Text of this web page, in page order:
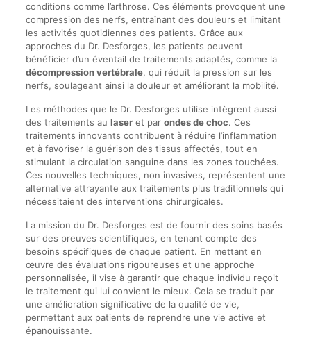
conditions comme l’arthrose. Ces éléments provoquent une
compression des nerfs, entraînant des douleurs et limitant
les activités quotidiennes des patients. Grâce aux
approches du Dr. Desforges, les patients peuvent
bénéficier d’un éventail de traitements adaptés, comme la
décompression vertébrale, qui réduit la pression sur les
nerfs, soulageant ainsi la douleur et améliorant la mobilité.
Les méthodes que le Dr. Desforges utilise intègrent aussi
des traitements au laseret par ondes de choc. Ces
traitements innovants contribuent à réduire l’inflammation
et à favoriser la guérison des tissus affectés, tout en
stimulant la circulation sanguine dans les zones touchées.
Ces nouvelles techniques, non invasives, représentent une
alternative attrayante aux traitements plus traditionnels qui
nécessitaient des interventions chirurgicales.
La mission du Dr. Desforges est de fournir des soins basés
sur des preuves scientifiques, en tenant compte des
besoins spécifiques de chaque patient. En mettant en
œuvre des évaluations rigoureuses et une approche
personnalisée, il vise à garantir que chaque individu reçoit
le traitement qui lui convient le mieux. Cela se traduit par
une amélioration significative de la qualité de vie,
permettant aux patients de reprendre une vie active et
épanouissante.